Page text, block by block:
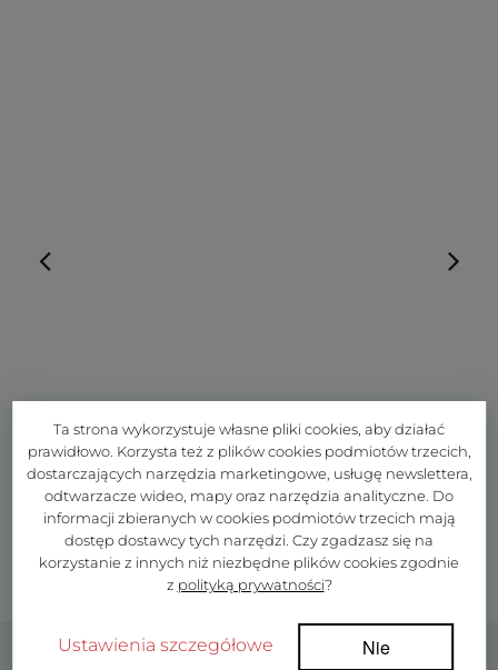
Ta strona wykorzystuje własne pliki cookies, aby działać
prawidłowo. Korzysta też z plików cookies podmiotów trzecich,
dostarczających narzędzia marketingowe, usługę newslettera,
odtwarzacze wideo, mapy oraz narzędzia analityczne. Do
informacji zbieranych w cookies podmiotów trzecich mają
dostęp dostawcy tych narzędzi. Czy zgadzasz się na
korzystanie z innych niż niezbędne plików cookies zgodnie
z polityką prywatności?
Ustawienia szczegółowe Nie